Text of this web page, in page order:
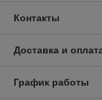
Контакты
Доставка и
График работы